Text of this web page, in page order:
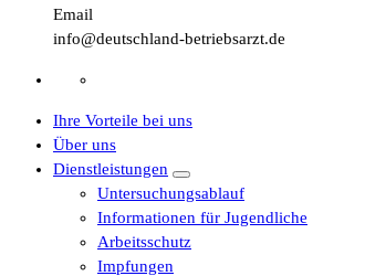
Email
info@deutschland-betriebsarzt.de
Ihre Vorteile bei uns
Über uns
Dienstleistungen
Untersuchungsablauf
Informationen für Jugendliche
Arbeitsschutz
Impfungen